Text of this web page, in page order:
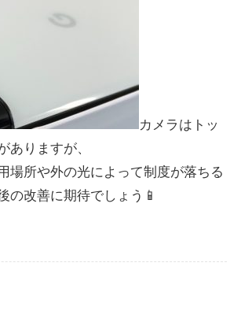
カメラはトッ
ありますが、
場所や外の光によって制度が落ちる
の改善に期待でしょう📱